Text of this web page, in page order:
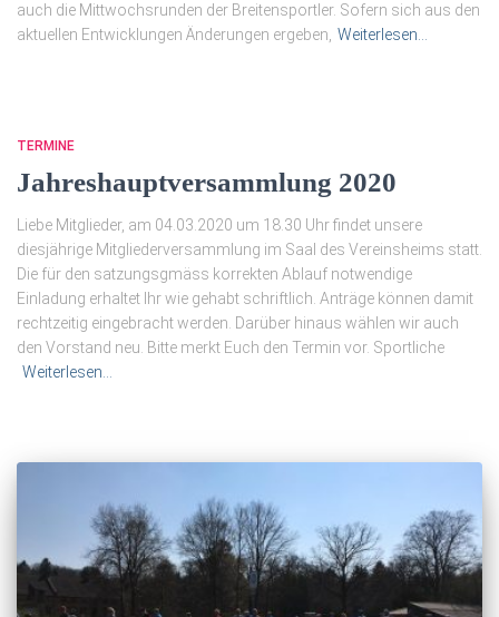
auch die Mittwochsrunden der Breitensportler. Sofern sich aus den
aktuellen Entwicklungen Änderungen ergeben, Weiterlesen…
TERMINE
Jahreshauptversammlung 2020
Liebe Mitglieder, am 04.03.2020 um 18.30 Uhr findet unsere
diesjährige Mitgliederversammlung im Saal des Vereinsheims statt.
Die für den satzungsgmäss korrekten Ablauf notwendige
Einladung erhaltet Ihr wie gehabt schriftlich. Anträge können damit
rechtzeitig eingebracht werden. Darüber hinaus wählen wir auch
den Vorstand neu. Bitte merkt Euch den Termin vor. Sportliche
Weiterlesen…